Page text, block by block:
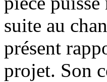
suite au
présent
projet. Son